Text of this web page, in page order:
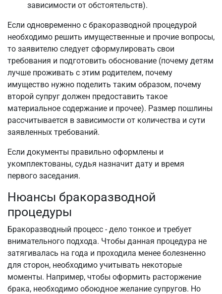
зависимости от обстоятельств).
Если одновременно с бракоразводной процедурой
необходимо решить имущественные и прочие вопросы,
то заявителю следует сформулировать свои
требования и подготовить обоснование (почему детям
лучше проживать с этим родителем, почему
имущество нужно поделить таким образом, почему
второй супруг должен предоставить такое
материальное содержание и прочее). Размер пошлины
рассчитывается в зависимости от количества и сути
заявленных требований.
Если документы правильно оформлены и
укомплектованы, судья назначит дату и время
первого заседания.
Нюансы бракоразводной
процедуры
Бракоразводный процесс - дело тонкое и требует
внимательного подхода. Чтобы данная процедура не
затягивалась на года и проходила менее болезненно
для сторон, необходимо учитывать некоторые
моменты. Например, чтобы оформить расторжение
брака, необходимо обоюдное желание супругов. Но